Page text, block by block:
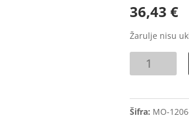
36,43 €
Žarulje nisu
Visilica
COPPER
E27,
MO-
Šifra: MO-